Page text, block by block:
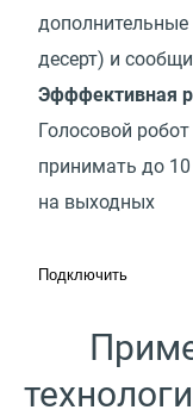
дополнительные
десерт) и
Эфффективная
Голосовой
принимать до
на выходных
Подключить